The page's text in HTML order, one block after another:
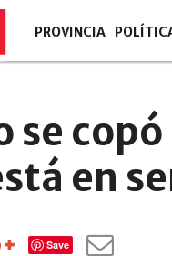
PROVINCIA
se copó
en
Save